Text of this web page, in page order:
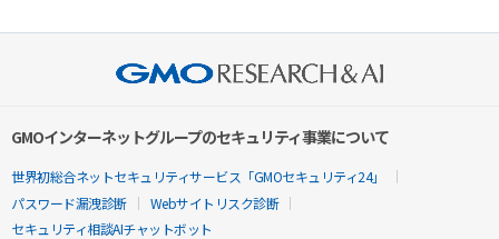
GMOインターネットグループのセキュリティ事業について
世界初総合ネットセキュリティサービス「GMOセキュリティ24」
パスワード漏洩診断
Webサイトリスク診断
セキュリティ相談AIチャットボット